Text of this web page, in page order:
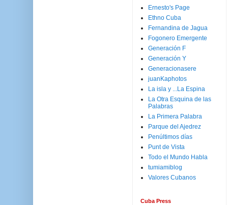
Ernesto's Page
Ethno Cuba
Fernandina de Jagua
Fogonero Emergente
Generación F
Generación Y
Generacionasere
juanKaphotos
La isla y ...La Espina
La Otra Esquina de las
Palabras
La Primera Palabra
Parque del Ajedrez
Penúltimos días
Punt de Vista
Todo el Mundo Habla
tumiamiblog
Valores Cubanos
Cuba Press